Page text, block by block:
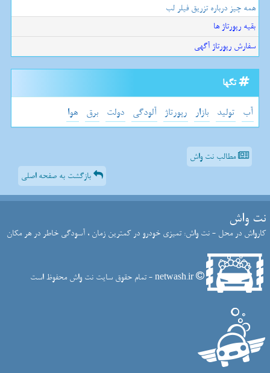
همه چیز درباره تزریق فیلر لب
بقیه رپورتاژ ها
سفارش رپورتاژ آگهی
تگها
آب تولید بازار رپورتاژ آلودگی دولت برق هوا
مطالب نت واش
بازگشت به صفحه اصلی
نت واش
کارواش در محل - نت واش: تمیزی خودرو در کمترین زمان ، آسودگی خاطر در هر مکان
netwash.ir - تمام حقوق سایت نت واش محفوظ است